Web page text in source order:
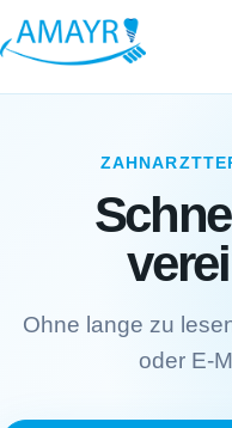
Ohne lange zu
oder E-